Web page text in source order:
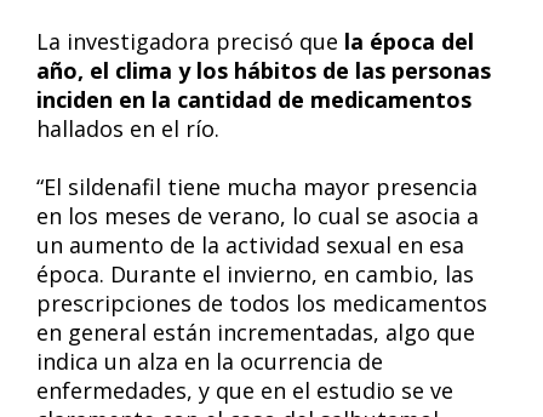
La investigadora precisó que la época del
año, el clima y los hábitos de las personas
inciden en la cantidad de medicamentos
hallados en el río.
“El sildenafil tiene mucha mayor presencia
en los meses de verano, lo cual se asocia a
un aumento de la actividad sexual en esa
época. Durante el invierno, en cambio, las
prescripciones de todos los medicamentos
en general están incrementadas, algo que
indica un alza en la ocurrencia de
enfermedades, y que en el estudio se ve